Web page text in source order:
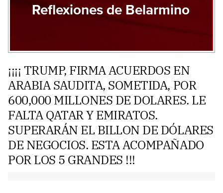
Reflexiones de Belarmino
¡¡¡¡ TRUMP, FIRMA ACUERDOS EN
ARABIA SAUDITA, SOMETIDA, POR
600,000 MILLONES DE DOLARES. LE
FALTA QATAR Y EMIRATOS.
SUPERARÁN EL BILLON DE DÓLARES
DE NEGOCIOS. ESTA ACOMPAÑADO
POR LOS 5 GRANDES !!!